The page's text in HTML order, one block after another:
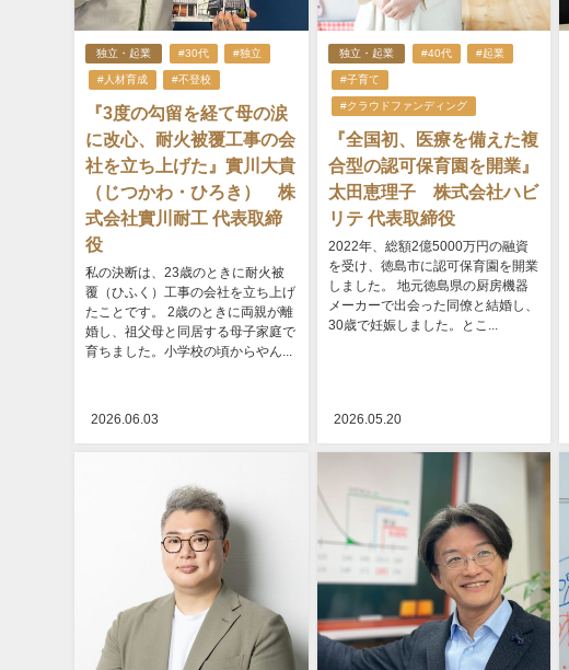
独立・起業 #30代 #独立
#人材育成 #不登校
『3度の勾留を経て母の涙
に改心、耐火被覆工事の会
社を立ち上げた』實川大貴
（じつかわ・ひろき） 株
式会社實川耐工 代表取締
役
私の決断は、23歳のときに耐火被
覆（ひふく）工事の会社を立ち上げ
たことです。 2歳のときに両親が離
婚し、祖父母と同居する母子家庭で
育ちました。小学校の頃からやん...
2026.06.03
独立・起業 #40代 #起業
#子育て
#クラウドファンディング
『全国初、医療を備えた複
合型の認可保育園を開業』
太田恵理子 株式会社ハビ
リテ 代表取締役
2022年、総額2億5000万円の融資
を受け、徳島市に認可保育園を開業
しました。 地元徳島県の厨房機器
メーカーで出会った同僚と結婚し、
30歳で妊娠しました。とこ...
2026.05.20